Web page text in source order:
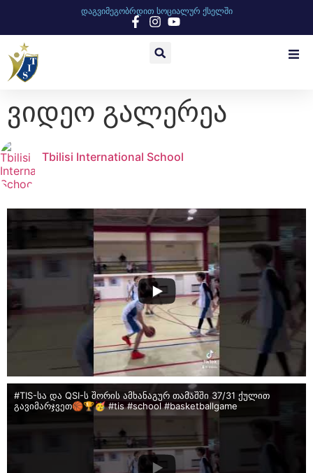
დაგვიმეგობრდით სოციალურ ქსელში
ვიდეო გალერეა
Tbilisi International School
#TIS-სა და QSI-ს შორის ამხანაგურ თამაშში 37/31 ქულით
გავიმარჯვეთ🏀🏆🥳 #tis #school #basketballgame